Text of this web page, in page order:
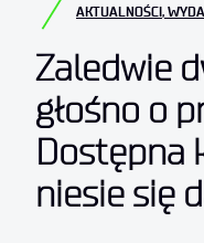
AKTUALNOŚCI,
Zaledwie
głośno o
Dostępna
niesie się